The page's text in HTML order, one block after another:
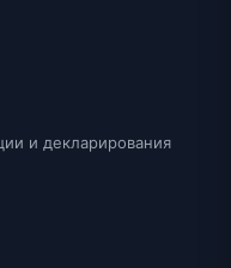
и декларирования